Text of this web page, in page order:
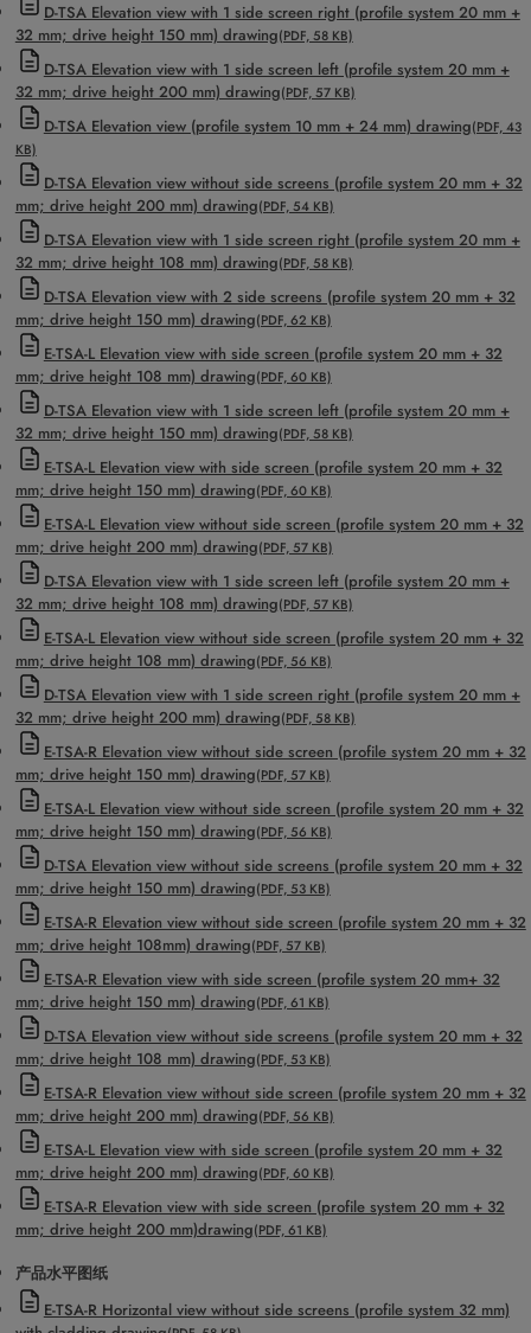
D-TSA Elevation view with 1 side screen right (profile system 20 mm +
32 mm; drive height 150 mm) drawing(PDF, 58 KB)
D-TSA Elevation view with 1 side screen left (profile system 20 mm +
32 mm; drive height 200 mm) drawing(PDF, 57 KB)
D-TSA Elevation view (profile system 10 mm + 24 mm) drawing(PDF, 43
KB)
D-TSA Elevation view without side screens (profile system 20 mm + 32
mm; drive height 200 mm) drawing(PDF, 54 KB)
D-TSA Elevation view with 1 side screen right (profile system 20 mm +
32 mm; drive height 108 mm) drawing(PDF, 58 KB)
D-TSA Elevation view with 2 side screens (profile system 20 mm + 32
mm; drive height 150 mm) drawing(PDF, 62 KB)
E-TSA-L Elevation view with side screen (profile system 20 mm + 32
mm; drive height 108 mm) drawing(PDF, 60 KB)
D-TSA Elevation view with 1 side screen left (profile system 20 mm +
32 mm; drive height 150 mm) drawing(PDF, 58 KB)
E-TSA-L Elevation view with side screen (profile system 20 mm + 32
mm; drive height 150 mm) drawing(PDF, 60 KB)
E-TSA-L Elevation view without side screen (profile system 20 mm + 32
mm; drive height 200 mm) drawing(PDF, 57 KB)
D-TSA Elevation view with 1 side screen left (profile system 20 mm +
32 mm; drive height 108 mm) drawing(PDF, 57 KB)
E-TSA-L Elevation view without side screen (profile system 20 mm + 32
mm; drive height 108 mm) drawing(PDF, 56 KB)
D-TSA Elevation view with 1 side screen right (profile system 20 mm +
32 mm; drive height 200 mm) drawing(PDF, 58 KB)
E-TSA-R Elevation view without side screen (profile system 20 mm + 32
mm; drive height 150 mm) drawing(PDF, 57 KB)
E-TSA-L Elevation view without side screen (profile system 20 mm + 32
mm; drive height 150 mm) drawing(PDF, 56 KB)
D-TSA Elevation view without side screens (profile system 20 mm + 32
mm; drive height 150 mm) drawing(PDF, 53 KB)
E-TSA-R Elevation view without side screen (profile system 20 mm + 32
mm; drive height 108mm) drawing(PDF, 57 KB)
E-TSA-R Elevation view with side screen (profile system 20 mm+ 32
mm; drive height 150 mm) drawing(PDF, 61 KB)
D-TSA Elevation view without side screens (profile system 20 mm + 32
mm; drive height 108 mm) drawing(PDF, 53 KB)
E-TSA-R Elevation view without side screen (profile system 20 mm + 32
mm; drive height 200 mm) drawing(PDF, 56 KB)
E-TSA-L Elevation view with side screen (profile system 20 mm + 32
mm; drive height 200 mm) drawing(PDF, 60 KB)
E-TSA-R Elevation view with side screen (profile system 20 mm + 32
mm; drive height 200 mm)drawing(PDF, 61 KB)
产品水平图纸
E-TSA-R Horizontal view without side screens (profile system 32 mm)